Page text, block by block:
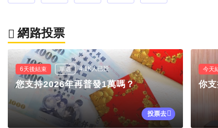
網路投票
6天後結束 單選 4.1K人已投
您支持2026年再普發1萬嗎？
投票去
今天
你